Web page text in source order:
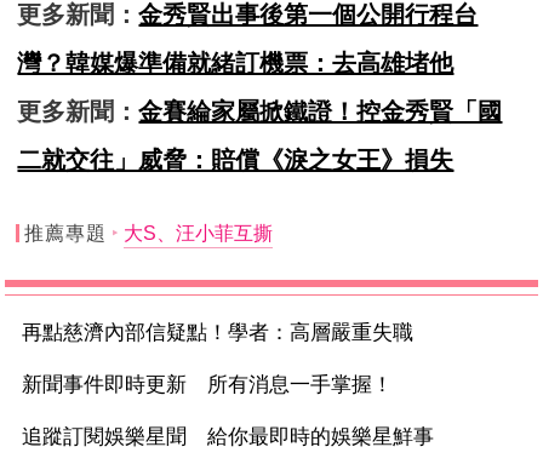
更多新聞：金秀賢出事後第一個公開行程台
灣？韓媒爆準備就緒訂機票：去高雄堵他
更多新聞：金賽綸家屬掀鐵證！控金秀賢「國
二就交往」威脅：賠償《淚之女王》損失
推薦專題 大S、汪小菲互撕
再點慈濟內部信疑點！學者：高層嚴重失職
新聞事件即時更新 所有消息一手掌握！
追蹤訂閱娛樂星聞 給你最即時的娛樂星鮮事